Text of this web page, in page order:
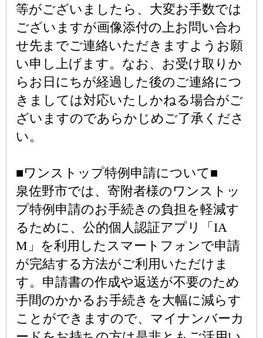
等がございましたら、大変お手数では
ございますが画像添付の上お問い合わ
せ先までご連絡いただきますようお願
い申し上げます。なお、お受け取りか
らお日にちが経過した後のご連絡につ
きましては対応いたしかねる場合がご
ざいますのであらかじめご了承くださ
い。
■ワンストップ特例申請について■
泉佐野市では、寄附者様のワンストッ
プ特例申請のお手続きの負担を軽減す
るために、公的個人認証アプリ「IA
M」を利用したスマートフォンで申請
が完結する方法がご利用いただけま
す。申請書の作成や返送が不要のため
手間のかかるお手続きを大幅に減らす
ことができますので、マイナンバーカ